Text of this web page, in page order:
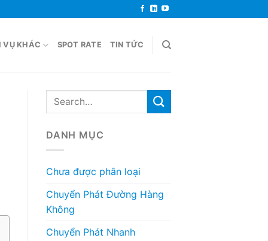
VỤ KHÁC SPOT RATE TIN TỨC
DANH MỤC
Chưa được phân loại
Chuyển Phát Đường Hàng
Không
Chuyển Phát Nhanh